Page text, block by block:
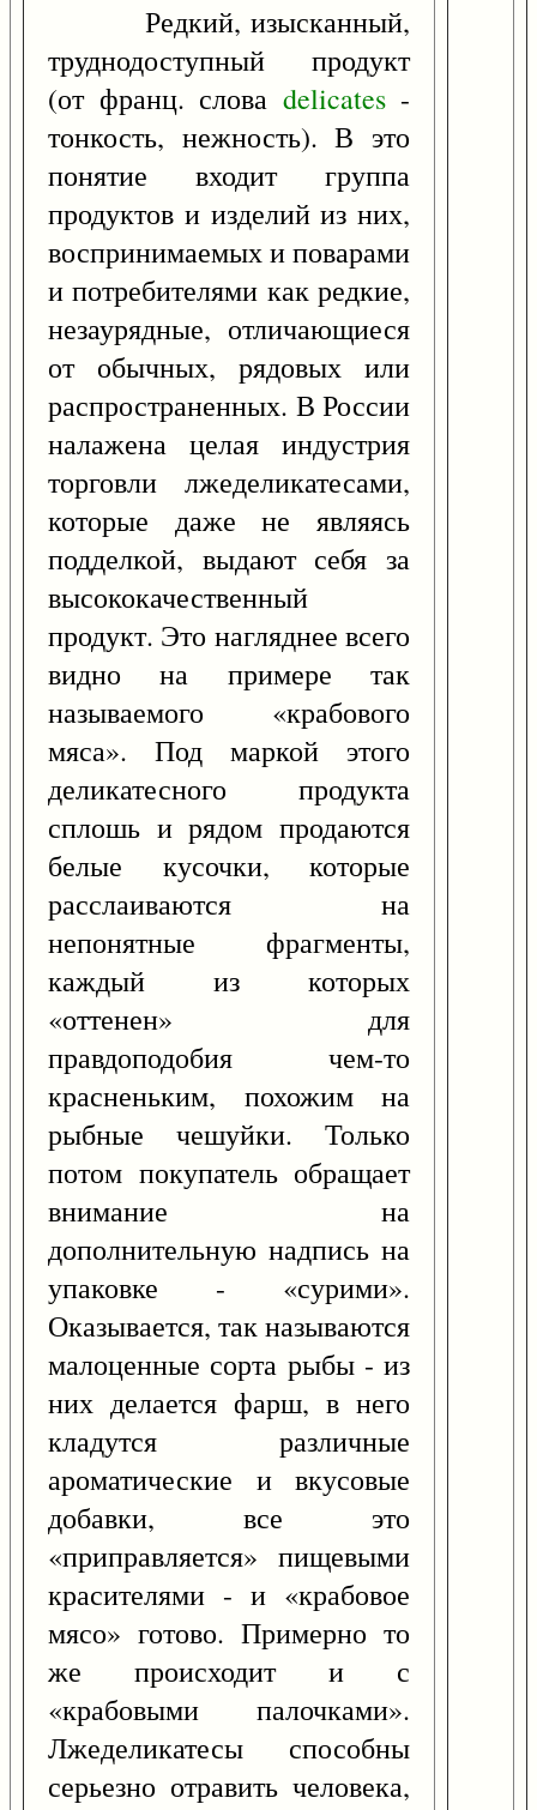
Редкий, изысканный,
труднодоступный продукт
(от франц. слова delicates-
тонкость, нежность). В это
понятие входит группа
продуктов и изделий из них,
воспринимаемых и поварами
и потребителями как редкие,
незаурядные, отличающиеся
от обычных, рядовых или
распространенных. В России
налажена целая индустрия
торговли лжеделикатесами,
которые даже не являясь
подделкой, выдают себя за
высококачественный
продукт. Это нагляднее всего
видно на примере так
называемого «крабового
мяса». Под маркой этого
деликатесного продукта
сплошь и рядом продаются
белые кусочки, которые
расслаиваются на
непонятные фрагменты,
каждый из которых
«оттенен» для
правдоподобия чем-то
красненьким, похожим на
рыбные чешуйки. Только
потом покупатель обращает
внимание на
дополнительную надпись на
упаковке - «сурими».
Оказывается, так называются
малоценные сорта рыбы - из
них делается фарш, в него
кладутся различные
ароматические и вкусовые
добавки, все это
«приправляется» пищевыми
красителями - и «крабовое
мясо» готово. Примерно то
же происходит и с
«крабовыми палочками».
Лжеделикатесы способны
серьезно отравить человека,